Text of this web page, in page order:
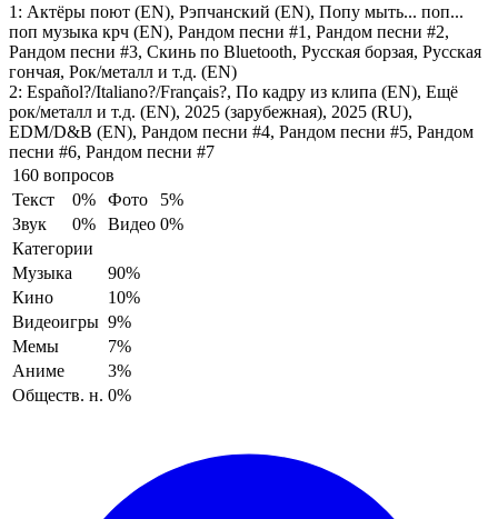
1: Актёры поют (EN), Рэпчанский (EN), Попу мыть... поп...
поп музыка крч (EN), Рандом песни #1, Рандом песни #2,
Рандом песни #3, Скинь по Bluetooth, Русская борзая, Русская
гончая, Рок/металл и т.д. (EN)
2: Español?/Italiano?/Français?, По кадру из клипа (EN), Ещё
рок/металл и т.д. (EN), 2025 (зарубежная), 2025 (RU),
EDM/D&B (EN), Рандом песни #4, Рандом песни #5, Рандом
песни #6, Рандом песни #7
160 вопросов
Текст
0% Фото
5%
Звук
0% Видео 0%
Категории
Музыка
90%
Кино
10%
Видеоигры 9%
Мемы
7%
Аниме
3%
Обществ. н. 0%